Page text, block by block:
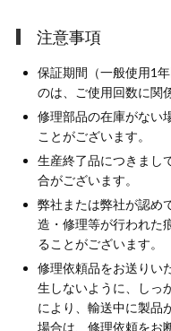
注意事項
保証期間（一般使用1
のは、ご使用回数に関
修理部品の在庫がない
ことがございます。
生産終了品につきまし
合がございます。
弊社または弊社が認め
造・修理等が行われた
ることがございます。
修理依頼品をお送りい
生しないように、しっ
により、輸送中に製品
場合は、修理依頼をお